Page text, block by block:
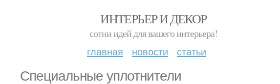
ИНТЕРЬЕР И ДЕКОР
сотни идей для вашего интерьера!
главная новости статьи
Специальные уплотнители